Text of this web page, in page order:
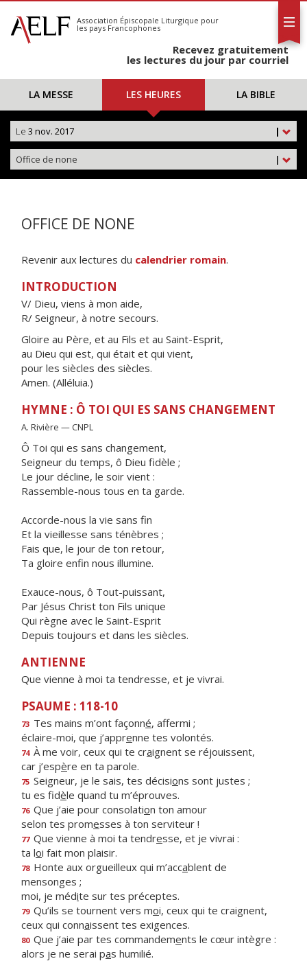
S'abonner
Calendrier
Association Épiscopale Liturgique pour
les pays Francophones
Recevez gratuitement
les lectures du jour par courriel
LA MESSE LES HEURES LA BIBLE
|
Le 3 nov. 2017
|
Office de none
OFFICE DE NONE
Revenir aux lectures du calendrier romain.
INTRODUCTION
V/ Dieu, viens à mon aide,
R/ Seigneur, à notre secours.
Gloire au Père, et au Fils et au Saint-Esprit,
au Dieu qui est, qui était et qui vient,
pour les siècles des siècles.
Amen. (Alléluia.)
HYMNE : Ô TOI QUI ES SANS CHANGEMENT
A. Rivière — CNPL
Ô Toi qui es sans changement,
Seigneur du temps, ô Dieu fidèle ;
Le jour décline, le soir vient :
Rassemble-nous tous en ta garde.
Accorde-nous la vie sans fin
Et la vieillesse sans ténèbres ;
Fais que, le jour de ton retour,
Ta gloire enfin nous illumine.
Exauce-nous, ô Tout-puissant,
Par Jésus Christ ton Fils unique
Qui règne avec le Saint-Esprit
Depuis toujours et dans les siècles.
ANTIENNE
Que vienne à moi ta tendresse, et je vivrai.
PSAUME : 118-10
73 Tes mains m’ont façonné, affermi ;
éclaire-moi, que j’apprenne tes volontés.
74 À me voir, ceux qui te craignent se réjouissent,
car j’espère en ta parole.
75 Seigneur, je le sais, tes décisions sont justes ;
tu es fidèle quand tu m’éprouves.
76 Que j’aie pour consolation ton amour
selon tes promesses à ton serviteur !
77 Que vienne à moi ta tendresse, et je vivrai :
ta loi fait mon plaisir.
78 Honte aux orgueilleux qui m’accablent de
mensonges ;
moi, je médite sur tes préceptes.
79 Qu’ils se tournent vers moi, ceux qui te craignent,
ceux qui connaissent tes exigences.
80 Que j’aie par tes commandements le cœur intègre :
alors je ne serai pas humilié.